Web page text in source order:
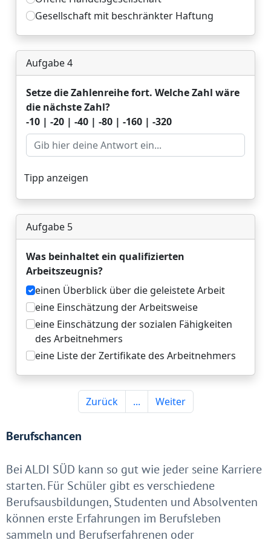
Berufschancen
Bei ALDI SÜD kann so gut wie jeder seine Karriere
starten. Für Schüler gibt es verschiedene
Berufsausbildungen, Studenten und Absolventen
können erste Erfahrungen im Berufsleben
sammeln und Berufserfahrenen oder